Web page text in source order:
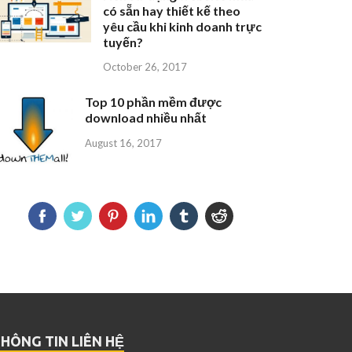
có sẵn hay thiết kế theo
yêu cầu khi kinh doanh trực
tuyến?
October 26, 2017
Top 10 phần mềm được
download nhiều nhất
August 16, 2017
TIN LIÊN HỆ